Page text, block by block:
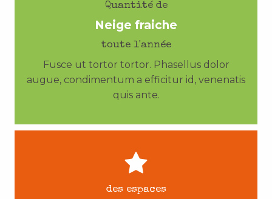
Quantité de
Neige fraiche
toute l'année
Fusce ut tortor tortor. Phasellus dolor
augue, condimentum a efficitur id, venenatis
quis ante.
des espaces